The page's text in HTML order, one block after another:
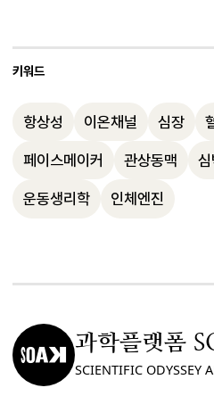
운동선수는 일반
량을 급히 조절하
에 대응하는 능력
습니다. 따라서
고 강력한 관리
키워드
항상성 이온채널 심장
페이스메이커 관상동맥
운동생리학 인체엔진
과학플랫폼
SCIENTIFIC ODYSSEY